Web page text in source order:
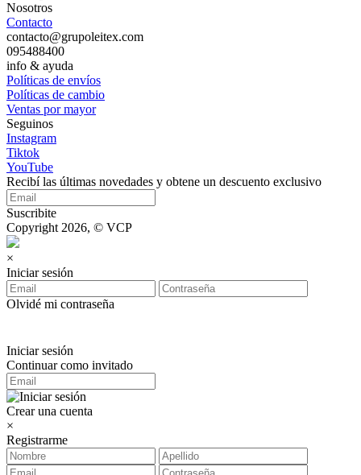
Nosotros
Contacto
contacto@grupoleitex.com
095488400
info & ayuda
Políticas de envíos
Políticas de cambio
Ventas por mayor
Seguinos
Instagram
Tiktok
YouTube
Recibí las últimas novedades y obtene un descuento exclusivo
Suscribite
Copyright 2026, © VCP
×
Iniciar sesión
Olvidé mi contraseña
Iniciar sesión
Continuar como invitado
Crear una cuenta
×
Registrarme